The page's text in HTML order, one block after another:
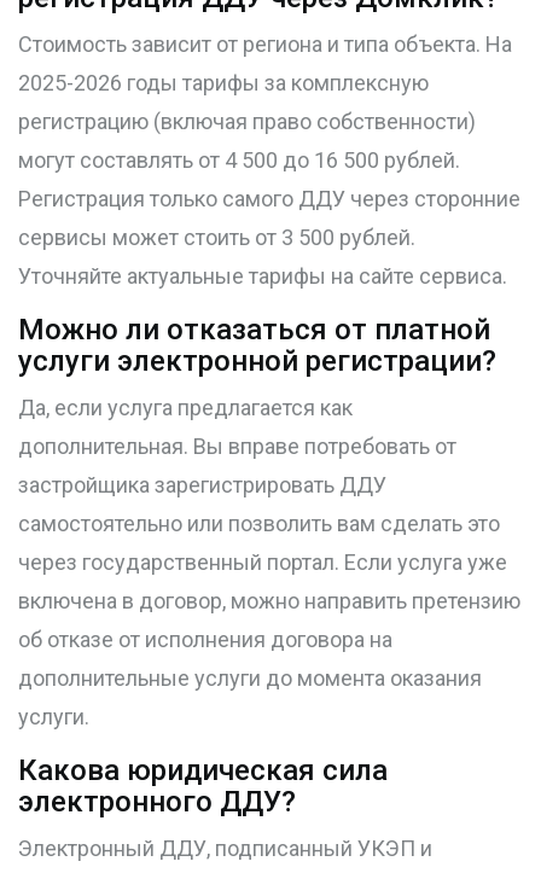
Стоимость зависит от региона и типа объекта. На
2025-2026 годы тарифы за комплексную
регистрацию (включая право собственности)
могут составлять от 4 500 до 16 500 рублей.
Регистрация только самого ДДУ через сторонние
сервисы может стоить от 3 500 рублей.
Уточняйте актуальные тарифы на сайте сервиса.
Можно ли отказаться от платной
услуги электронной регистрации?
Да, если услуга предлагается как
дополнительная. Вы вправе потребовать от
застройщика зарегистрировать ДДУ
самостоятельно или позволить вам сделать это
через государственный портал. Если услуга уже
включена в договор, можно направить претензию
об отказе от исполнения договора на
дополнительные услуги до момента оказания
услуги.
Какова юридическая сила
электронного ДДУ?
Электронный ДДУ, подписанный УКЭП и